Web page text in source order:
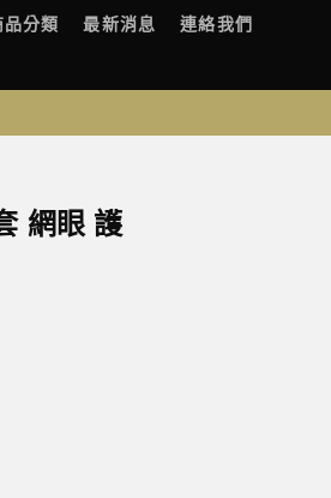
品分類 最新消息 連絡我們
網眼 護